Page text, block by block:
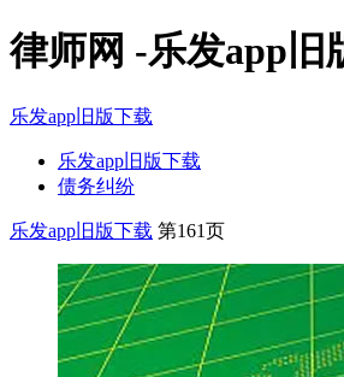
律师网 -乐发app旧
乐发app旧版下载
乐发app旧版下载
债务纠纷
乐发app旧版下载 第161页